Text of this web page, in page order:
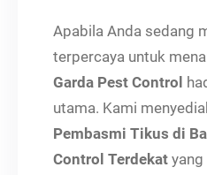
Apabila Anda sedang
terpercaya untuk
Garda Pest Control
utama. Kami
Pembasmi Tikus di
Control Terdekat